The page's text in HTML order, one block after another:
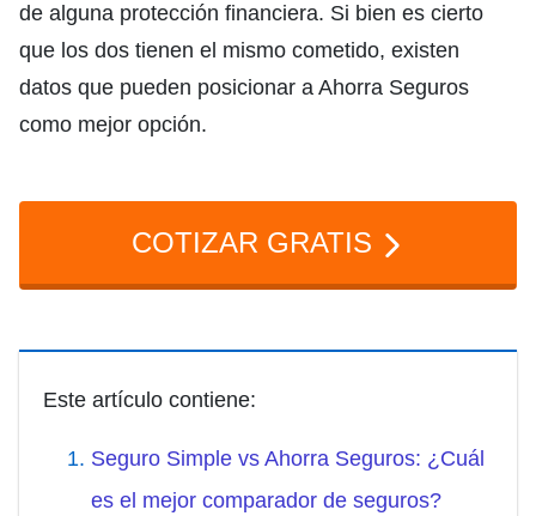
de alguna protección financiera. Si bien es cierto
que los dos tienen el mismo cometido, existen
datos que pueden posicionar a Ahorra Seguros
como mejor opción.
COTIZAR GRATIS
Este artículo contiene:
Seguro Simple vs Ahorra Seguros: ¿Cuál
es el mejor comparador de seguros?